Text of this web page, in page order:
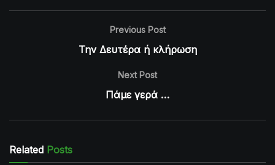
Previous Post
Την Δευτέρα ή κλήρωση
Next Post
Πάμε γερά …
Related Posts